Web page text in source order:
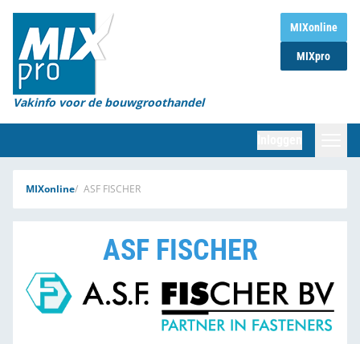
MIXonline
MIXpro
Vakinfo voor de bouwgroothandel
Home
Magazines
Organisaties
Marktcijfers
Partners
MIXonline ASF FISCHER
ASF FISCHER